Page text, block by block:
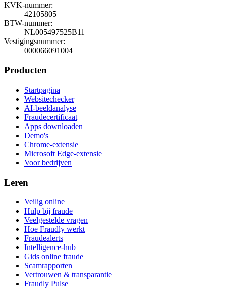
KVK-nummer:
42105805
BTW-nummer:
NL005497525B11
Vestigingsnummer:
000066091004
Producten
Startpagina
Websitechecker
AI-beeldanalyse
Fraudecertificaat
Apps downloaden
Demo's
Chrome-extensie
Microsoft Edge-extensie
Voor bedrijven
Leren
Veilig online
Hulp bij fraude
Veelgestelde vragen
Hoe Fraudly werkt
Fraudealerts
Intelligence-hub
Gids online fraude
Scamrapporten
Vertrouwen & transparantie
Fraudly Pulse